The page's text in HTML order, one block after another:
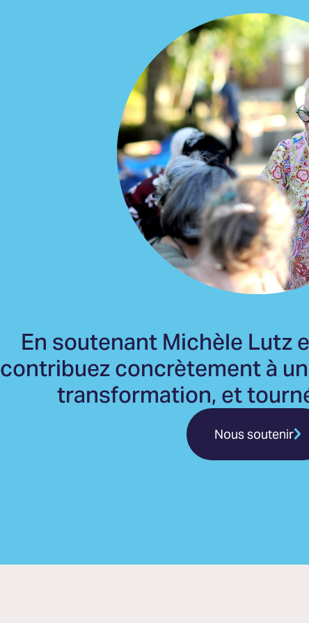
En soutenant Michèle Lutz
contribuez concrètement à
transformation, et
Nous soutenir